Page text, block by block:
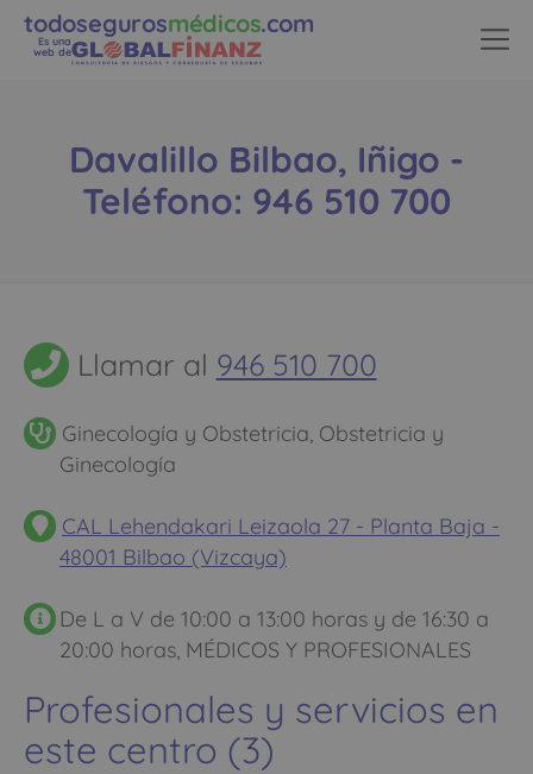
todosegurosmédicos.com
Es una
web de
Davalillo Bilbao, Iñigo -
Teléfono: 946 510 700
Llamar al 946 510 700
Ginecología y Obstetricia, Obstetricia y
Ginecología
CAL Lehendakari Leizaola 27 - Planta Baja -
48001 Bilbao (Vizcaya)
De L a V de 10:00 a 13:00 horas y de 16:30 a
20:00 horas, MÉDICOS Y PROFESIONALES
Profesionales y servicios en
este centro (3)